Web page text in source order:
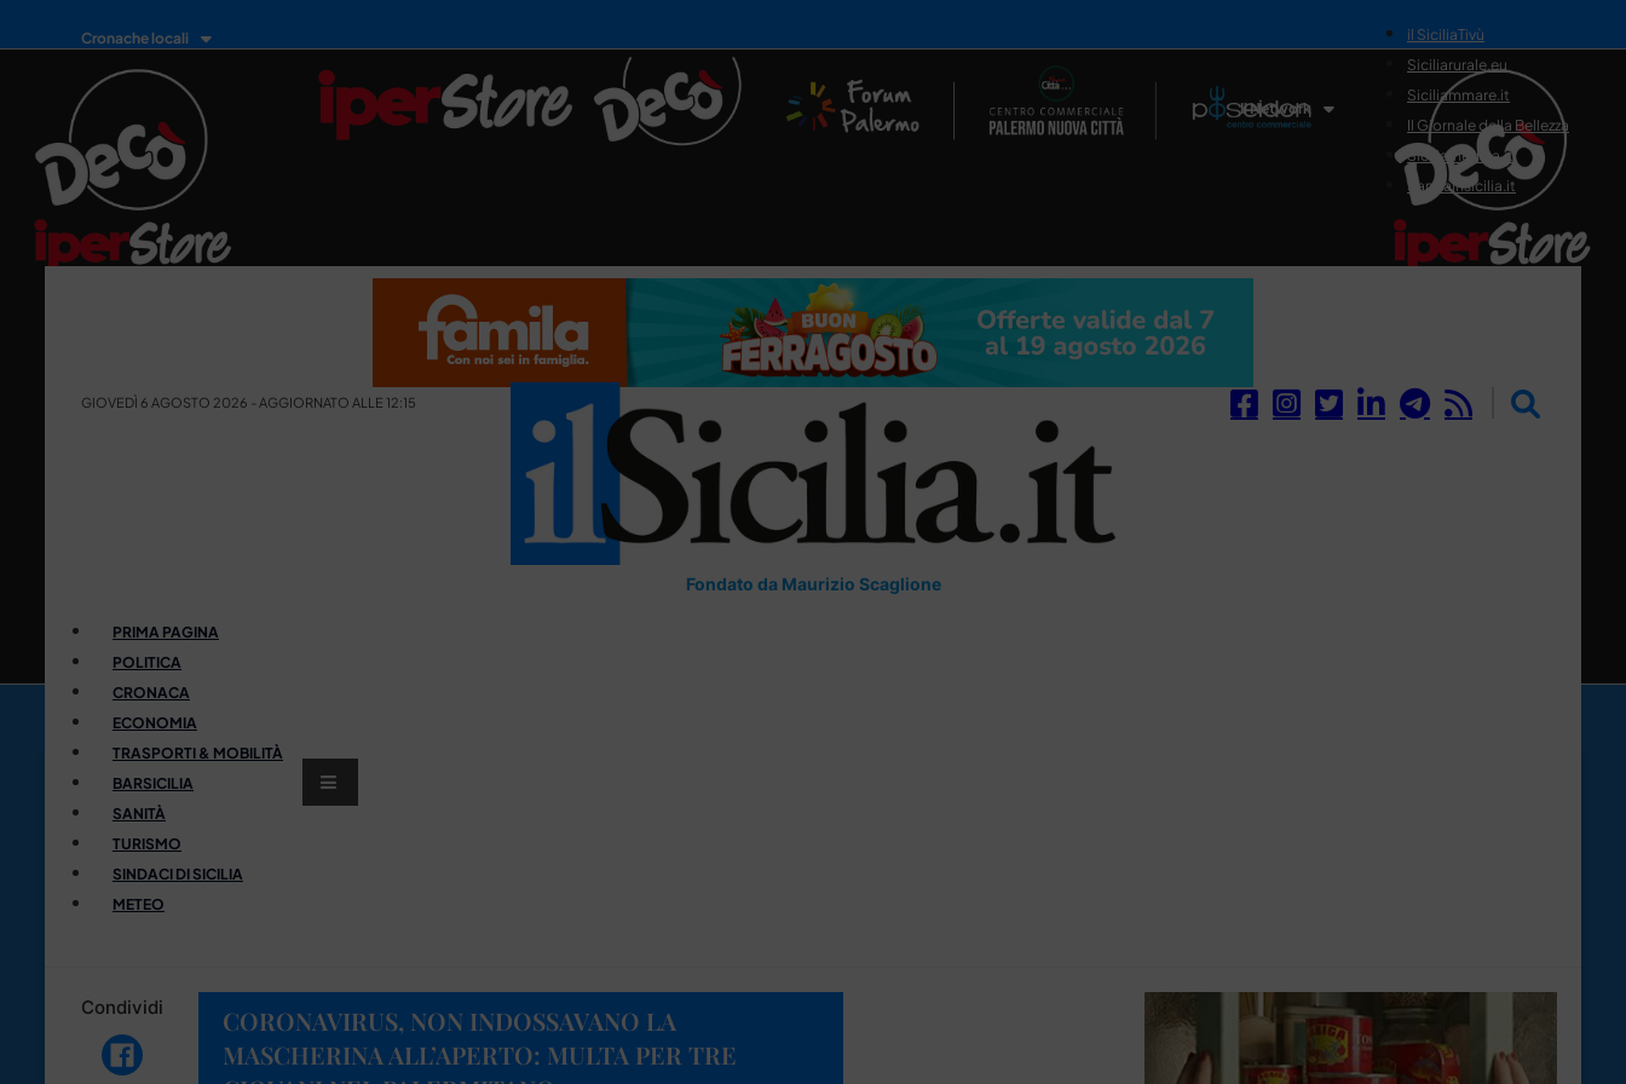
Cronache locali
Il Network
il SiciliaTivù
Siciliarurale.eu
Siciliammare.it
Il Giornale della Bellezza
Siciliamedica.it
Sanitainsicilia.it
GIOVEDÌ 6 AGOSTO 2026 - AGGIORNATO ALLE 12:15
Fondato da Maurizio Scaglione
PRIMA PAGINA
POLITICA
CRONACA
ECONOMIA
TRASPORTI & MOBILITÀ
BARSICILIA
SANITÀ
TURISMO
SINDACI DI SICILIA
METEO
Condividi
CORONAVIRUS, NON INDOSSAVANO LA
MASCHERINA ALL’APERTO: MULTA PER TRE